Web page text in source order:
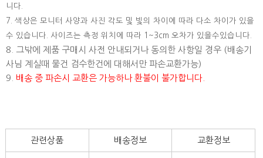
니다.
7. 색상은 모니터 사양과 사진 각도 및 빛의 차이에 따라 다소 차이가 있을
수 있습니다. 사이즈는 측정 위치에 따라 1~3cm 오차가 있을수있습니다.
8. 그밖에 제품 구매시 사전 안내되거나 동의한 사항일 경우 (배송기
사님 계실때 물건 검수한건에 대해서만 파손교환가능)
9. 배송 중 파손시 교환은 가능하나 환불이 불가합니다.
관련상품 배송정보 교환정보